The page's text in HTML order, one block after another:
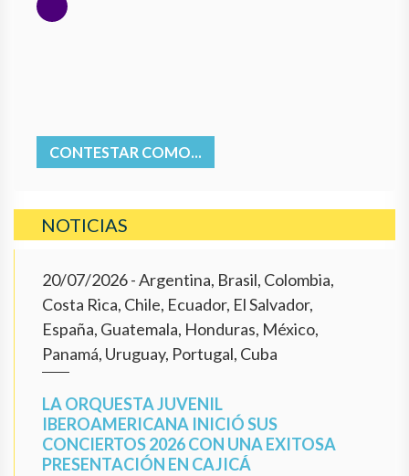
CONTESTAR COMO...
NOTICIAS
20/07/2026- Argentina, Brasil, Colombia,
Costa Rica, Chile, Ecuador, El Salvador,
España, Guatemala, Honduras, México,
Panamá, Uruguay, Portugal, Cuba
LA ORQUESTA JUVENIL
IBEROAMERICANA INICIÓ SUS
CONCIERTOS 2026 CON UNA EXITOSA
PRESENTACIÓN EN CAJICÁ